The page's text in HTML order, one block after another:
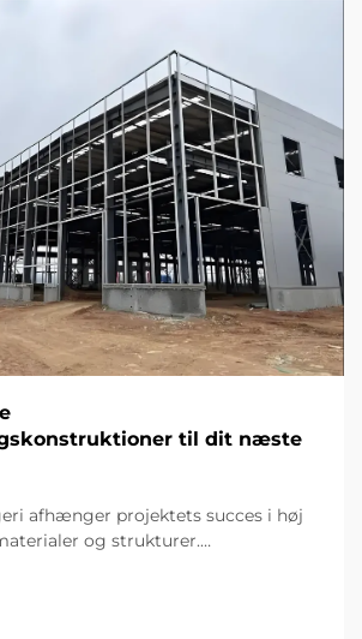
til dit næste
afhænger projektets succes i høj
og strukturer.
fremhæve...